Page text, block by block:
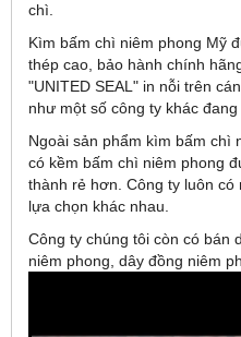
chì.
Kìm bấm chì niêm phong Mỹ
thép cao, bảo hành chính
"UNITED SEAL" in nỗi trên
như một số công ty khác đang
Ngoài sản phẩm kìm bấm chì
có kềm bấm chì niêm phong
thành rẻ hơn. Công ty luôn
lựa chọn khác nhau.
Công ty chúng tôi còn có bán
niêm phong, dây đồng niêm